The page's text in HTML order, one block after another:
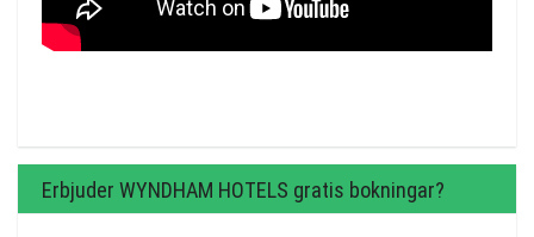
Erbjuder WYNDHAM HOTELS gratis bokningar?